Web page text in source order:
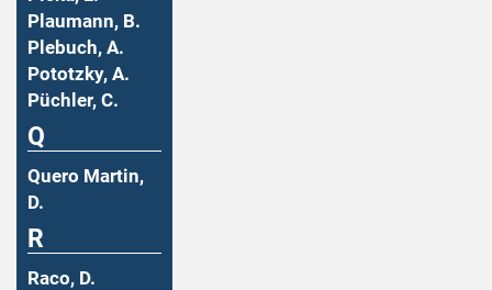
Plaumann, B.
Plebuch, A.
Pototzky, A.
Püchler, C.
Q
Quero Martin,
D.
R
Raco, D.